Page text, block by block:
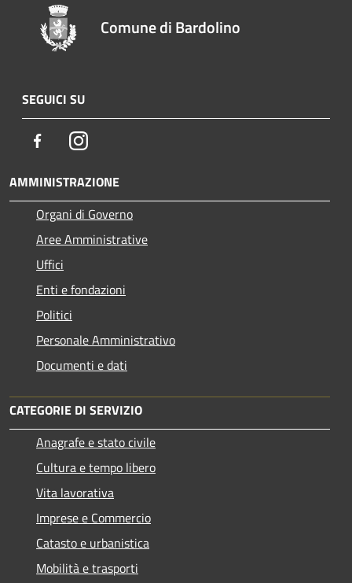
Comune di Bardolino
SEGUICI SU
FacebookInstagram
AMMINISTRAZIONE
Organi di Governo
Aree Amministrative
Uffici
Enti e fondazioni
Politici
Personale Amministrativo
Documenti e dati
CATEGORIE DI SERVIZIO
Anagrafe e stato civile
Cultura e tempo libero
Vita lavorativa
Imprese e Commercio
Catasto e urbanistica
Mobilità e trasporti